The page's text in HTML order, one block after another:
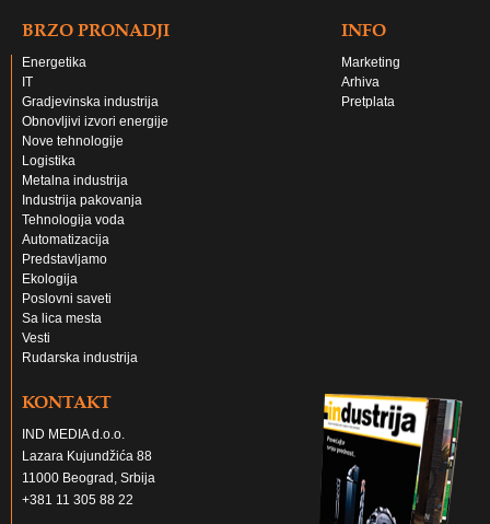
BRZO PRONADJI
Energetika
IT
Gradjevinska industrija
Obnovljivi izvori energije
Nove tehnologije
Logistika
Metalna industrija
Industrija pakovanja
Tehnologija voda
Automatizacija
Predstavljamo
Ekologija
Poslovni saveti
Sa lica mesta
Vesti
Rudarska industrija
INFO
Marketing
Arhiva
Pretplata
KONTAKT
IND MEDIA d.o.o.
Lazara Kujundžića 88
11000 Beograd, Srbija
+381 11 305 88 22